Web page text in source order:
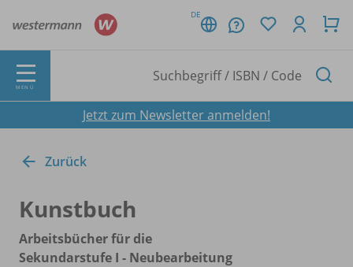
DE
MENÜ
Jetzt zum Newsletter anmelden!
Zurück
Kunstbuch
Arbeitsbücher für die
Sekundarstufe I - Neubearbeitung